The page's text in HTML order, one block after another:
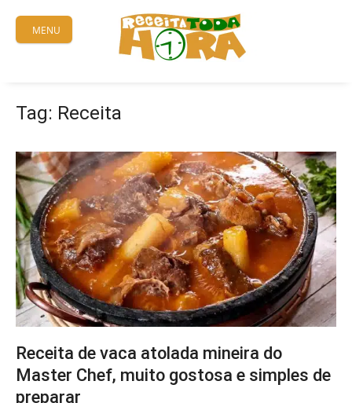
content
MENU
Tag: Receita
Receita de vaca atolada mineira do
Master Chef, muito gostosa e simples de
preparar